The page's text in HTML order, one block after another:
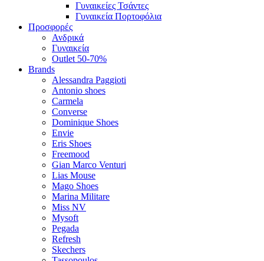
Γυναικείες Τσάντες
Γυναικεία Πορτοφόλια
Προσφορές
Ανδρικά
Γυναικεία
Outlet 50-70%
Brands
Alessandra Paggioti
Antonio shoes
Carmela
Converse
Dominique Shoes
Envie
Eris Shoes
Freemood
Gian Marco Venturi
Lias Mouse
Mago Shoes
Marina Militare
Miss NV
Mysoft
Pegada
Refresh
Skechers